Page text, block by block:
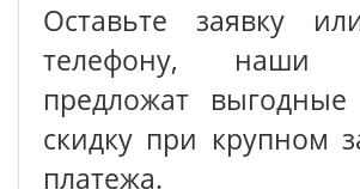
Оставьте заявку
телефону, наши
предложат выгодные
скидку при крупном
платежа.